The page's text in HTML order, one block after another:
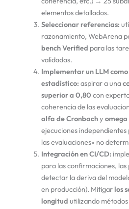
elementos detallados.
Seleccionar referencias:
razonamiento, WebArena
bench Verified para las
validadas.
Implementar un LLM
estadístico:aspirar a una
superior a 0,80 con
coherencia de las
alfa de Cronbachy omega
ejecuciones
las evaluaciones» no
Integración en CI/CD:
para las confirmaciones,
detectar la deriva del
en producción). Mitigar los
longitud utilizando